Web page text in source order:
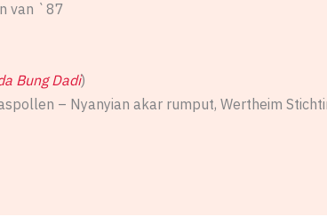
van `87
Bung Dadi)
– Nyanyian akar rumput, Wertheim